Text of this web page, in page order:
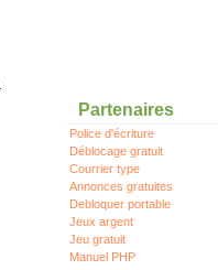
Partenaires
Police d'écriture
Déblocage gratuit
Courrier type
Annonces gratuites
Debloquer portable
Jeux argent
Jeu gratuit
Manuel PHP